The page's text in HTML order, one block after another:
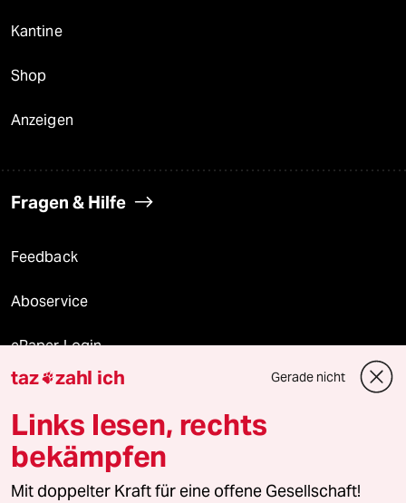
Kantine
Shop
Anzeigen
Fragen & Hilfe
Feedback
Aboservice
ePaper Login
Downloads für Abonnierende
© 2026 taz Verlags und Vertriebs GmbH
Alle Rechte vorbehalten. Bei rechtlichen Fragen oder für Genehmigungen
taz zahl ich Gerade nicht
Links lesen, rechts
bekämpfen
Mit doppelter Kraft für eine offene Gesellschaft!